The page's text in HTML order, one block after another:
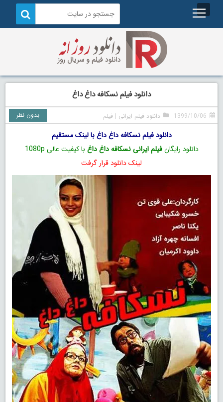
دانلود فیلم نسکافه داغ داغ
1399/10/06 دانلود فیلم ایرانی |فیلم بدون نظر
دانلود فیلم نسکافه داغ داغ با لینک مستقیم
دانلود رایگانفیلم ایرانی نسکافه داغ داغ با کیفیت عالی 1080p
لینک دانلود قرار گرفت